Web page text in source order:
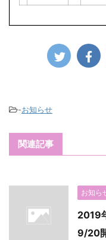
-お知らせ
関連記事
お知ら
2019
9/20